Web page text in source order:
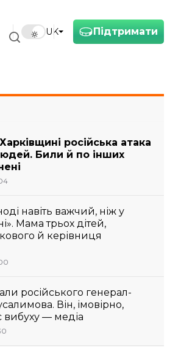
Підтримати
UK
російська атака
Били й по інших
навіть важчий, ніж у
Мама трьох дітей,
й керівниця
російського генерал-
Він, імовірно,
вибуху — медіа